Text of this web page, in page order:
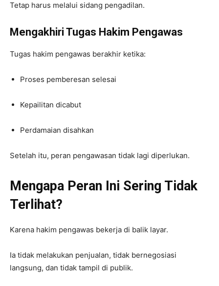
Tetap harus melalui sidang pengadilan.
Mengakhiri Tugas Hakim Pengawas
Tugas hakim pengawas berakhir ketika:
Proses pemberesan selesai
Kepailitan dicabut
Perdamaian disahkan
Setelah itu, peran pengawasan tidak lagi diperlukan.
Mengapa Peran Ini Sering Tidak
Terlihat?
Karena hakim pengawas bekerja di balik layar.
Ia tidak melakukan penjualan, tidak bernegosiasi
langsung, dan tidak tampil di publik.